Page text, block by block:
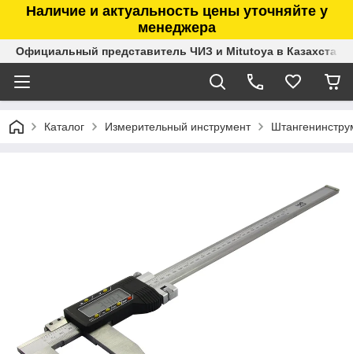
Наличие и актуальность цены уточняйте у
менеджера
Официальный представитель ЧИЗ и Mitutoya в Казахстане
Каталог Измерительный инструмент